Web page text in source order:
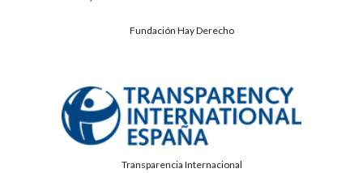
Fundación Hay Derecho
Transparencia Internacional